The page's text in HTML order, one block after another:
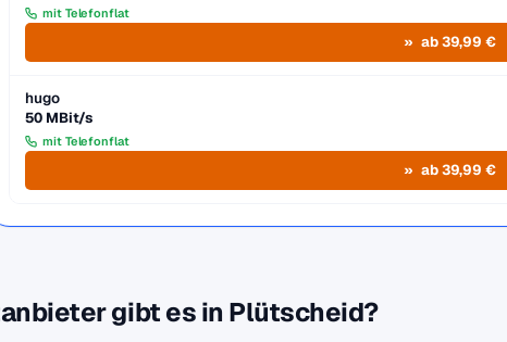
mit Telefonflat
ab 39,99 €
hugo
50 MBit/s
mit Telefonflat
ab 39,99 €
gibt es in Plütscheid?